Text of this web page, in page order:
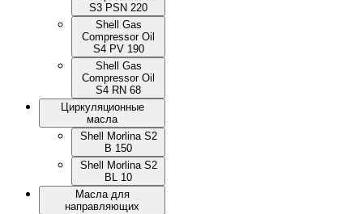
S3 PSN 220
Shell Gas
Compressor Oil
S4 PV 190
Shell Gas
Compressor Oil
S4 RN 68
Циркуляционные
масла
Shell Morlina S2
B 150
Shell Morlina S2
BL 10
Масла для
направляющих